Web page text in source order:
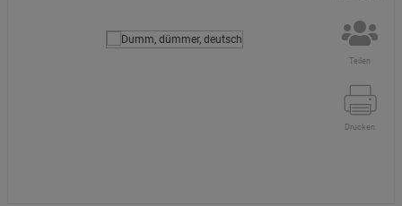
Teilen
Drucken